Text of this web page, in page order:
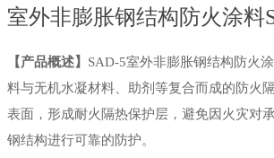
室外非膨胀钢结构防火涂料
【产品概述】 SAD-5室外非膨胀钢结构防火
料与无机水凝材料、助剂等复合而成的防火
表面，形成耐火隔热保护层，避免因火灾对
钢结构进行可靠的防护。